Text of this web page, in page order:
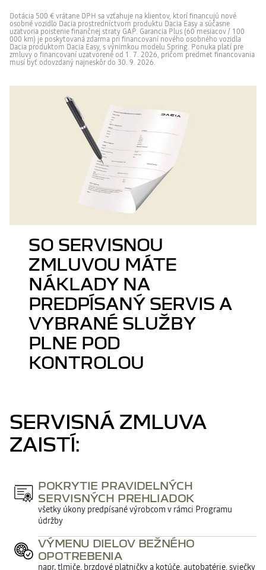
Dotácia 500 € vrátane DPH sa vzťahuje na klientov, ktorí financujú nové
osobné vozidlo Dacia prostredníctvom produktu Dacia Easy a súčasne
uzatvoria poistenie finančnej straty GAP. Garancia Plus (60 mesiacov / 100
000 km) je poskytovaná zdarma pri financovaní nového osobného vozidla
Dacia produktom Dacia Easy, s výnimkou modelu Spring. Ponuka platí pre
zmluvy o financovaní uzatvorené od 1. 7. 2026, pričom predmet financovania
musí byť odovzdaný najneskôr do 30. 9. 2026.
SO SERVISNOU
ZMLUVOU MÁTE
NÁKLADY NA
PREDPÍSANÝ SERVIS A
VYBRANÉ SLUŽBY
PLNE POD
KONTROLOU
SERVISNÁ ZMLUVA
ZAISTÍ:
POKRYTIE PRAVIDELNÝCH
SERVISNÝCH PREHLIADOK
všetky úkony predpísané výrobcom v rámci Programu
údržby
VÝMENU DIELOV BEŽNÉHO
OPOTREBENIA
napr. tlmiče, brzdové platničky a kotúče, autobatérie, sviečky